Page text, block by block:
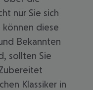
nur Sie sich
diese
Bekannten
sollten Sie
Klassiker in